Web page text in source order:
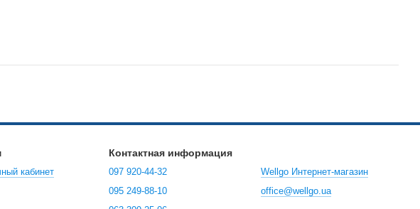
кабинет
Контактная информация
097 920-44-32
095 249-88-10
Wellgo Интернет-магазин
office@wellgo.ua